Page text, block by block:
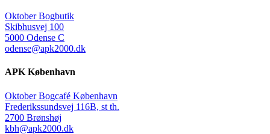
Oktober Bogbutik
Skibhusvej 100
5000 Odense C
odense@apk2000.dk
APK København
Oktober Bogcafé København
Frederikssundsvej 116B, st th.
2700 Brønshøj
kbh@apk2000.dk